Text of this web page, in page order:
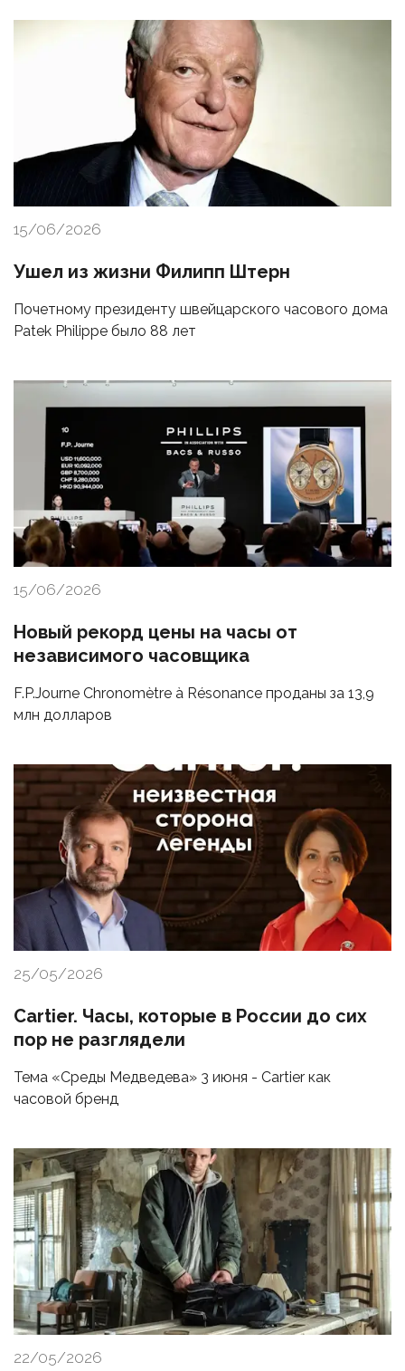
15/06/2026
Ушел из жизни Филипп Штерн
Почетному президенту швейцарского часового дома
Patek Philippe было 88 лет
15/06/2026
Новый рекорд цены на часы от
независимого часовщика
F.P.Journe Chronomètre à Résonance проданы за 13,9
млн долларов
25/05/2026
Cartier. Часы, которые в России до сих
пор не разглядели
Тема «Среды Медведева» 3 июня - Cartier как
часовой бренд
22/05/2026